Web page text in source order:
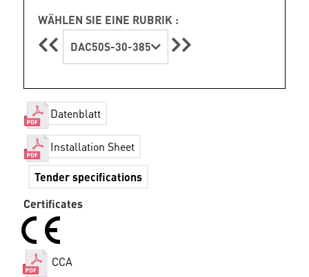
WÄHLEN SIE EINE RUBRIK :
DAC50S-30-385
Datenblatt
Installation Sheet
Tender specifications
Certificates
CCA